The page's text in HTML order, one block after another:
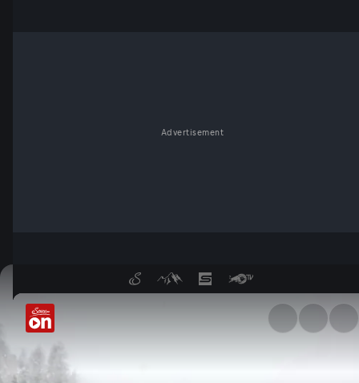
Advertisement
Engadin Skimarathon -